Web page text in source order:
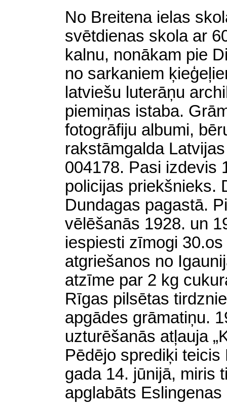
No Breitena ielas
svētdienas skola ar
kalnu, nonākam pie
no sarkaniem
latviešu luterāņu
piemiņas istaba.
fotogrāfiju albumi,
rakstāmgalda
004178. Pasi izdevis
policijas priekšnieks.
Dundagas pagastā.
vēlēšanās 1928. un
iespiesti zīmogi
atgriešanos no
atzīme par 2 kg
Rīgas pilsētas
apgādes grāmatiņu.
uzturēšanās atļauja
Pēdējo sprediķi
gada 14. jūnijā, miris
apglabāts